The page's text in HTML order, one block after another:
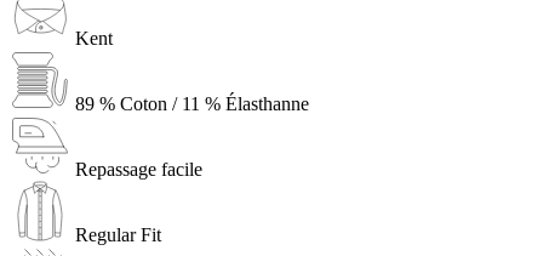
Kent
89 % Coton / 11 % Élasthanne
Repassage facile
Regular Fit